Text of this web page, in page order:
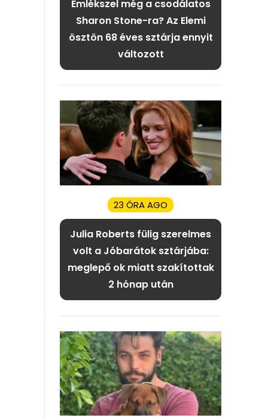
Emlékszel még a csodálatos
Sharon Stone-ra? Az Elemi
ösztön 68 éves sztárja ennyit
változott
23 ÓRA AGO
Julia Roberts fülig szerelmes
volt a Jóbarátok sztárjába:
meglepő ok miatt szakítottak
2 hónap után